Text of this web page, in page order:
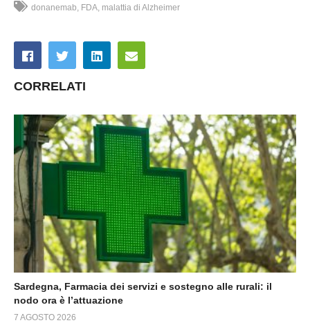
donanemab FDA malattia di Alzheimer
CORRELATI
Sardegna, Farmacia dei servizi e sostegno alle rurali: il
nodo ora è l’attuazione
7 AGOSTO 2026